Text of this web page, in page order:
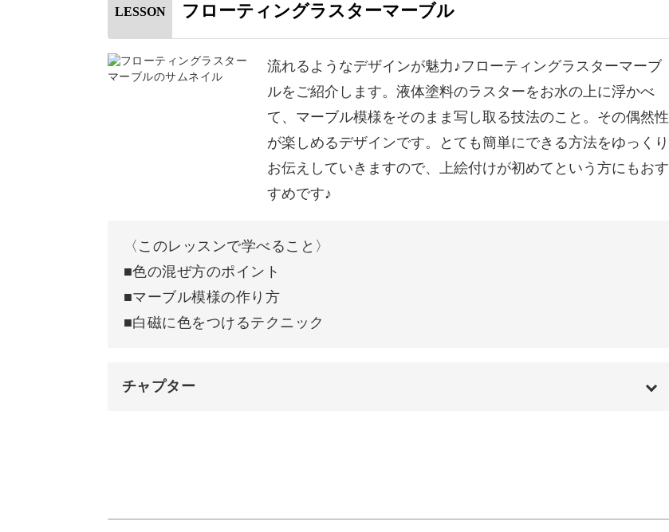
流れるようなマーブル模様の偶然性が楽しめるデザインとなっています♪
白磁の食器ならどのような形でもでき、今回はカップとお皿に描いていく方法をご紹
偶然にできる模様を楽しむ技法なので、
絵を描くのが苦手という方でもチャレンジしやすいレッスンとなっていますよ。
上絵付けが初めてという方にもおすすめです♪
具体的なポイントは、
◆白磁に色をつけるテクニック
LESSON フローティングラスターマーブル
流れるようなデザインが魅力♪フローティングラスターマーブ
ルをご紹介します。液体塗料のラスターをお水の上に浮かべ
て、マーブル模様をそのまま写し取る技法のこと。その偶然性
が楽しめるデザインです。とても簡単にできる方法をゆっくり
お伝えしていきますので、上絵付けが初めてという方にもおす
すめです♪
〈このレッスンで学べること〉
■色の混ぜ方のポイント
■マーブル模様の作り方
■白磁に色をつけるテクニック
チャプター